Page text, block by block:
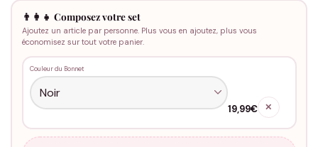
👨‍👩‍👧 Composez votre set
Ajoutez un article par personne. Plus vous en ajoutez, plus vous
économisez sur tout votre panier.
Couleur du Bonnet
19,99€ ✕